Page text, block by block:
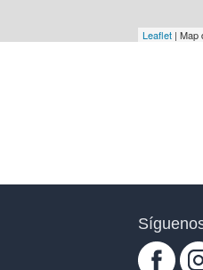
Leaflet | Map